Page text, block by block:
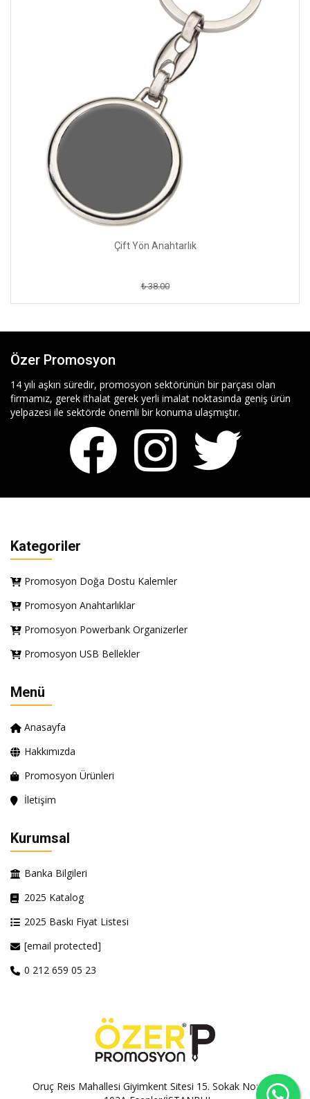
Çift Yön Anahtarlık
₺ 38.00
Özer Promosyon
14 yılı aşkın süredir, promosyon sektörünün bir parçası olan
firmamız, gerek ithalat gerek yerli imalat noktasında geniş ürün
yelpazesi ile sektörde önemli bir konuma ulaşmıştır.
Kategoriler
Promosyon Doğa Dostu Kalemler
Promosyon Anahtarlıklar
Promosyon Powerbank Organizerler
Promosyon USB Bellekler
Menü
Anasayfa
Hakkımızda
Promosyon Ürünleri
İletişim
Kurumsal
Banka Bilgileri
2025 Katalog
2025 Baskı Fiyat Listesi
[email protected]
0 212 659 05 23
Oruç Reis Mahallesi Giyimkent Sitesi 15. Sokak No:100A-